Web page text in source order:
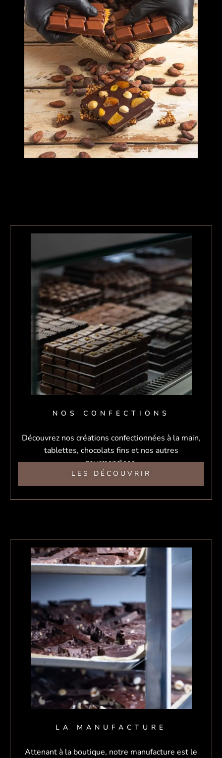
NOS CONFECTIONS
Découvrez nos créations confectionnées à la main,
tablettes, chocolats fins et nos autres
gourmandises.
LES DÉCOUVRIR
LA MANUFACTURE
Attenant à la boutique, notre manufacture est le